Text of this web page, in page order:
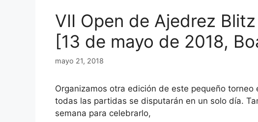
VII Open de Ajedrez
[13 de mayo de 2018,
mayo 21, 2018
Organizamos otra edición de este pequeño torneo
todas las partidas se disputarán en un solo día.
semana para celebrarlo,